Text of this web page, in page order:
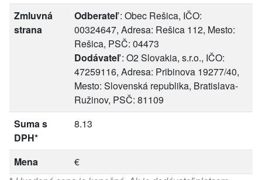
Zmluvná
strana
Odberateľ: Obec Rešica, IČO:
00324647, Adresa: Rešica 112, Mesto:
Rešica, PSČ: 04473
Dodávateľ: O2 Slovakia, s.r.o., IČO:
47259116, Adresa: Pribinova 19277/40,
Mesto: Slovenská republika, Bratislava-
Ružinov, PSČ: 81109
Suma s
DPH*
8.13
Mena
€